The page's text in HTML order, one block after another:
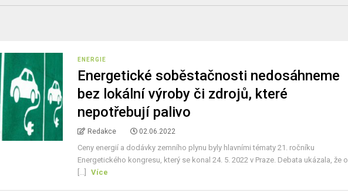
ENERGIE
Energetické soběstačnosti nedosáhneme
bez lokální výroby či zdrojů, které
nepotřebují palivo
Redakce 02.06.2022
Ceny energií a dodávky zemního plynu byly hlavními tématy 21. ročníku
Energetického kongresu, který se konal 24. 5. 2022 v Praze. Debata ukázala, že o
[...]
Více